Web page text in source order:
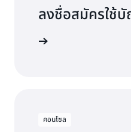
ลงชื่อสมัครใช้
คอนโซล